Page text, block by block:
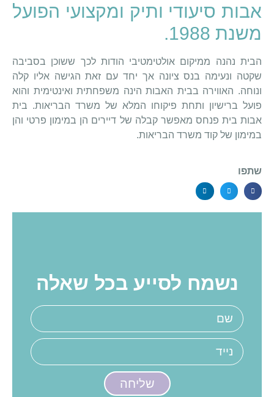
אבות סיעודי ותיק ומקצועי הפועל
משנת 1988.
הבית נהנה ממיקום אולטימטיבי הודות לכך ששוכן בסביבה
שקטה ונעימה בנס ציונה אך יחד עם זאת הגישה אליו קלה
ונוחה. האווירה בבית האבות הינה משפחתית ואינטימית והוא
פועל ברישיון ותחת פיקוחו המלא של משרד הבריאות. בית
אבות בית פנחס מאפשר קבלה של דיירים הן במימון פרטי והן
במימון של קוד משרד הבריאות.
שתפו
נשמח לסייע בכל שאלה
שליחה